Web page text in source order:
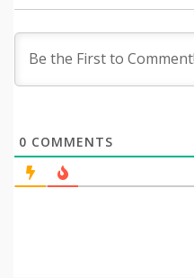
0 COMMENTS